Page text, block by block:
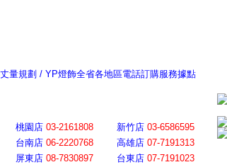
量規劃 / YP燈飾全省各地區電話訂購服務據點
桃園店 03-2161808 新竹店 03-6586595
台南店 06-2220768 高雄店 07-7191313
屏東店 08-7830897 台東店 07-7191023